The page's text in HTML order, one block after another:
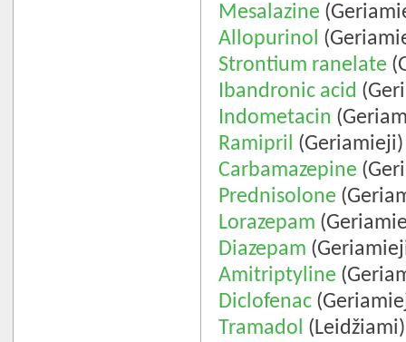
Mesalazine
Allopurinol
Strontium ranelate
Ibandronic acid
Indometacin
Ramipril (Geriamieji)
Carbamazepine
Prednisolone
Lorazepam
Diazepam
Amitriptyline
Diclofenac
Tramadol (Leidžiami)